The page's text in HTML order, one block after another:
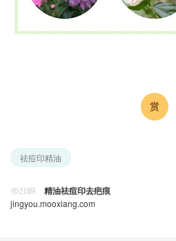
祛痘印精油
2189 精油祛痘印去疤痕
jingyou.mooxiang.com